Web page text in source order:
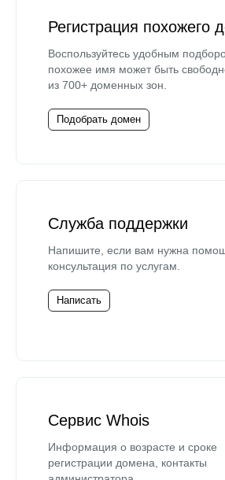
Регистрация похожего
Воспользуйтесь удобным
похожее имя может быть
из 700+ доменных зон.
Подобрать домен
Служба поддержки
Напишите, если вам нужна
консультация по услугам.
Написать
Сервис Whois
Информация о возрасте и сроке
регистрации домена, контакты